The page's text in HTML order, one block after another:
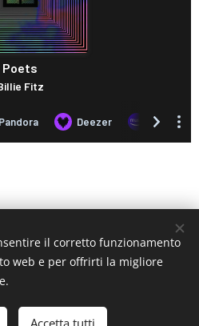
P.IVA 02838250351
il corretto funzionamento
web e per offrirti la migliore
Accetta tutti